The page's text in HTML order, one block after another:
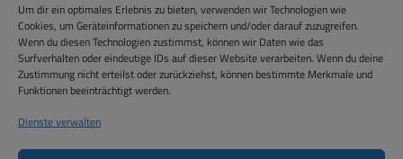
Um dir ein optimales Erlebnis zu bieten, verwenden wir Technologien wie
Cookies, um Geräteinformationen zu speichern und/oder darauf zuzugreifen.
Wenn du diesen Technologien zustimmst, können wir Daten wie das
Surfverhalten oder eindeutige IDs auf dieser Website verarbeiten. Wenn du deine
Zustimmung nicht erteilst oder zurückziehst, können bestimmte Merkmale und
Funktionen beeinträchtigt werden.
Dienste verwalten
office@isg-installationen.at
www.temperis.at
Temperis GmbH
ISG Installationstechnik GmbH
Hintere Ortsstraße 44,
2325 Himberg